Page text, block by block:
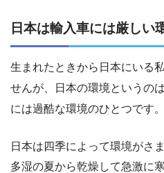
日本は輸入車には厳しい
生まれたときから日本にいる
せんが、日本の環境というの
には過酷な環境のひとつです。
日本は四季によって環境がさ
多湿の夏から乾燥して急激に